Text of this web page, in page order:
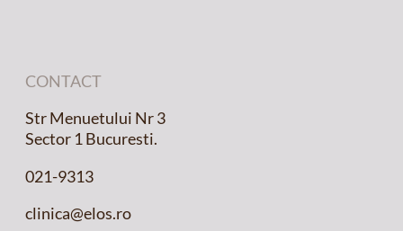
CONTACT
Str Menuetului Nr 3
Sector 1 Bucuresti.
021-9313
clinica@elos.ro